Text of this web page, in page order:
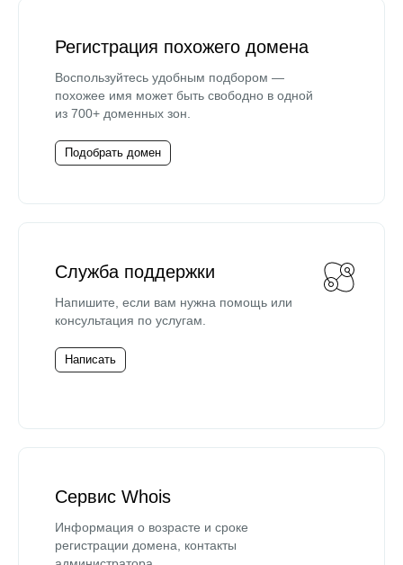
Регистрация похожего домена
Воспользуйтесь удобным подбором —
похожее имя может быть свободно в одной
из 700+ доменных зон.
Подобрать домен
Служба поддержки
Напишите, если вам нужна помощь или
консультация по услугам.
Написать
Сервис Whois
Информация о возрасте и сроке
регистрации домена, контакты